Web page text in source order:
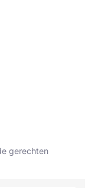
gerechten